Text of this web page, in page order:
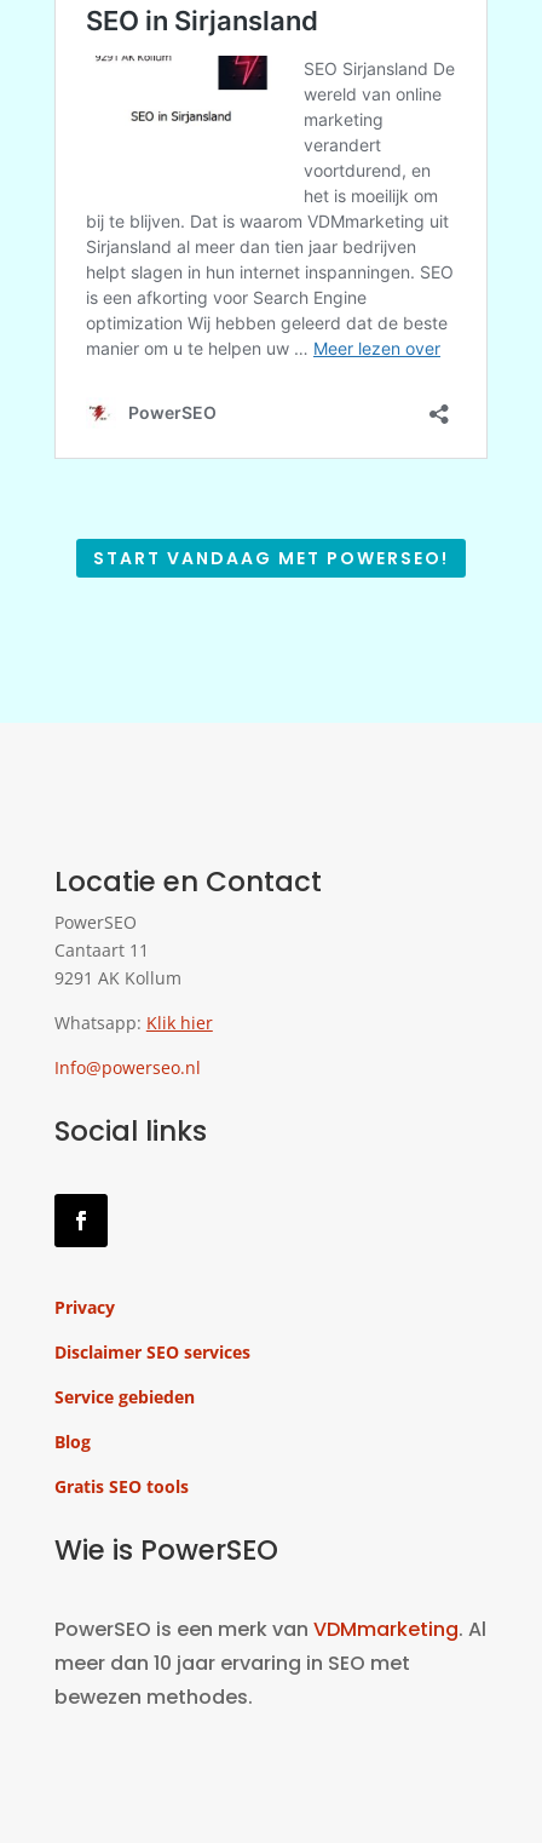
START VANDAAG MET POWERSEO!
Locatie en Contact
PowerSEO
Cantaart 11
9291 AK Kollum
Whatsapp: Klik hier
Info@powerseo.nl
Social links
Privacy
Disclaimer SEO services
Service gebieden
Blog
Gratis SEO tools
Wie is PowerSEO
PowerSEO is een merk van VDMmarketing. Al
meer dan 10 jaar ervaring in SEO met
bewezen methodes.